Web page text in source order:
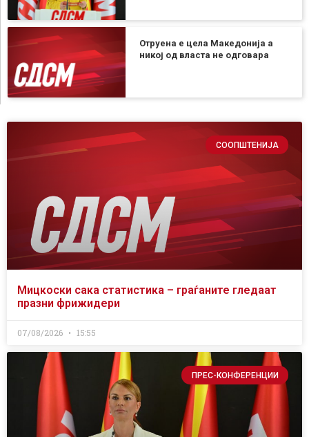
Отруена е цела Македонија а
никој од власта не одговара
СООПШТЕНИЈА
Мицкоски сака статистика – граѓаните гледаат
празни фрижидери
07/08/2026 15:55
ПРЕС-КОНФЕРЕНЦИИ